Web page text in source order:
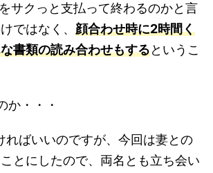
サクっと支払って終わるのかと言
ではなく、 顔合わせ時に2時間く
書類の読み合わせもするというこ
か・・・
ればいいのですが、今回は妻との
とにしたので、両名とも立ち会い